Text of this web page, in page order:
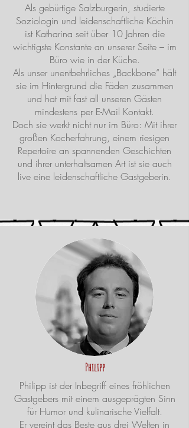
Als gebürtige Salzburgerin, studierte
Soziologin und leidenschaftliche Köchin
ist Katharina seit über 10 Jahren die
wichtigste Konstante an unserer Seite – im
Büro wie in der Küche.
Als unser unentbehrliches „Backbone“ hält
sie im Hintergrund die Fäden zusammen
und hat mit fast all unseren Gästen
mindestens per E-Mail Kontakt.
Doch sie werkt nicht nur im Büro: Mit ihrer
großen Kocherfahrung, einem riesigen
Repertoire an spannenden Geschichten
und ihrer unterhaltsamen Art ist sie auch
live eine leidenschaftliche Gastgeberin.
Philipp
Philipp ist der Inbegriff eines fröhlichen
Gastgebers mit einem ausgeprägten Sinn
für Humor und kulinarische Vielfalt.
Er vereint das Beste aus drei Welten in